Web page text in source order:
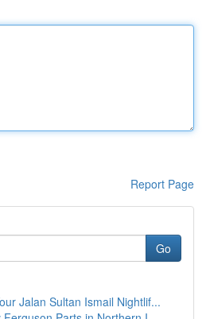
Report Page
Go
Jalan Sultan Ismail Nightlif...